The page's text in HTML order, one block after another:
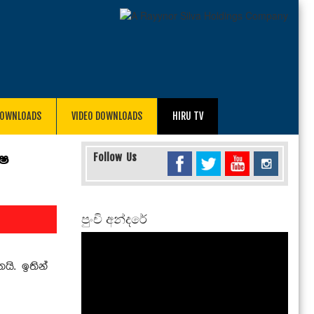
VIDEO DOWNLOADS HIRU TV
ඉතින්
Follow Us
පුංචි අන්දරේ